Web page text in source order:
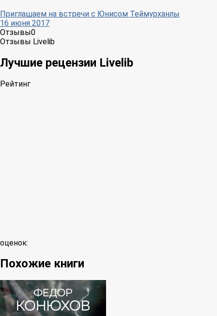
Приглашаем на встречи с Юнисом Теймурханлы
16 июня 2017
Отзывы0
Отзывы Livelib
Лучшие рецензии Livelib
Рейтинг
оценок:
Похожие книги